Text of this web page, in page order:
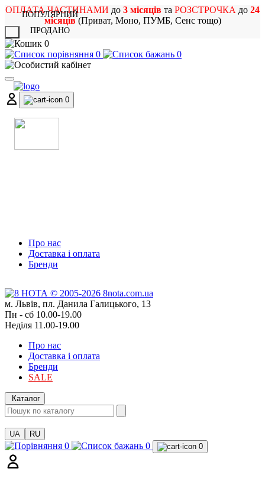
ОПЛАТА ЧАСТИНАМИ до 3 місяців та РОЗСТРОЧКА до 24
місяців(Приват, Моно, ПУМБ, Сенс тощо)
0
0
0
0
Про нас
Доставка і оплата
Бренди
м. Львів, пл. Данила Галицького, 13
Пн - сб 10.00-19.00
Неділя 11.00-19.00
Про нас
Доставка і оплата
Бренди
SALE
Каталог
UA RU
0 0 0
ПОПУЛЯРНИЙ
ПРОДАНО